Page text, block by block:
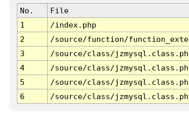
No. File
1
/index.php
2
/source/function/
3
/source/class/
4
/source/class/
5
/source/class/
6
/source/class/